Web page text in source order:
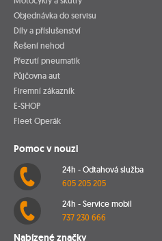
Objednávka do servisu
Díly a příslušenství
Řešení nehod
Přezutí pneumatik
Půjčovna aut
Firemní zákazník
E-SHOP
Fleet Operák
Pomoc v nouzi
24h - Odtahová služba
605 205 205
24h - Service mobil
737 230 666
Nabízené značky